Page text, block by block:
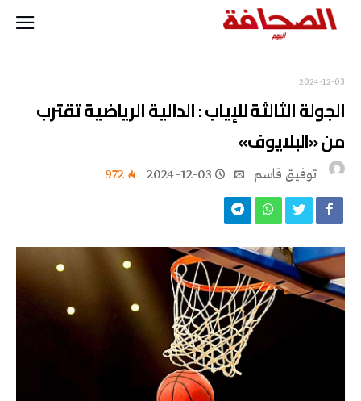
2024-12-03
الجولة الثالثة للإياب : الدالية الرياضية تقترب
من «البلايوف»
توفيق قاسم 2024-12-03
972